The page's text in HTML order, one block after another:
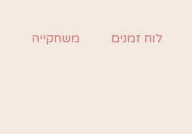
לוח זמנים משחקייה